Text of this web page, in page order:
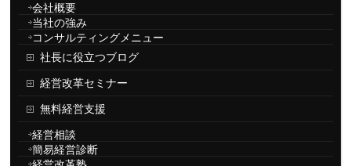
会社概要
当社の強み
コンサルティングメニュー
社長に役立つブログ
経営改革セミナー
無料経営支援
経営相談
簡易経営診断